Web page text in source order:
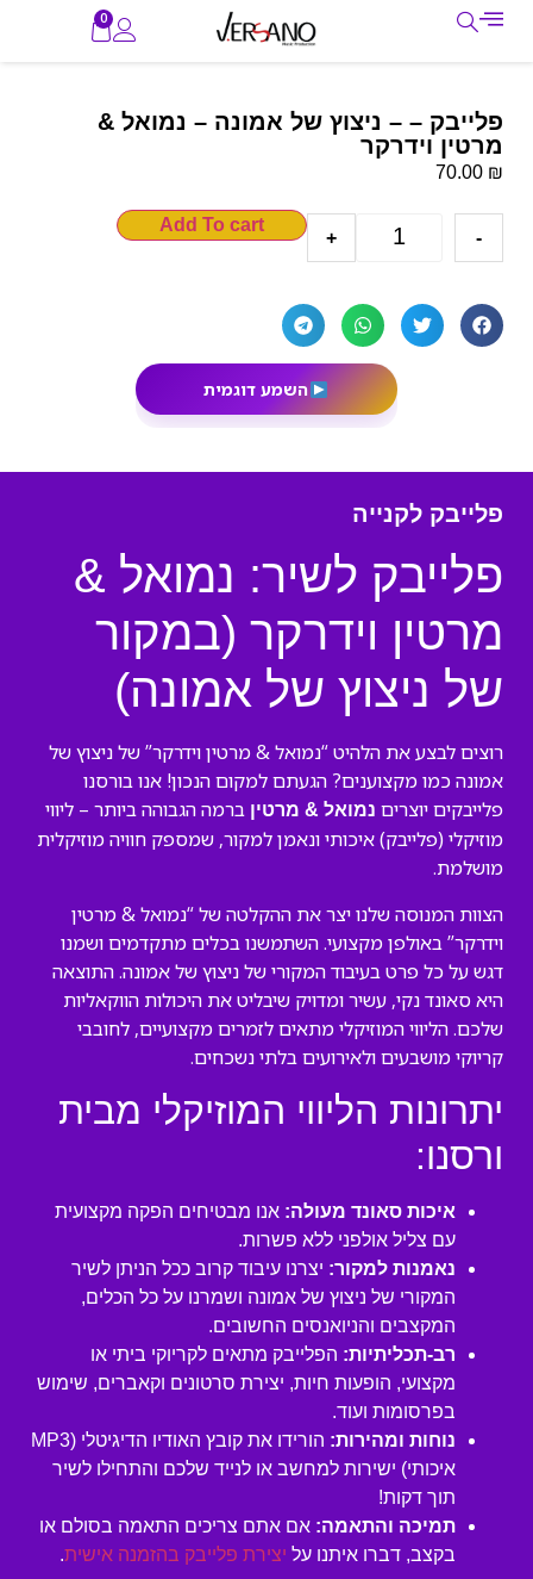
0
פלייבק – – ניצוץ של אמונה – נמואל &
מרטין וידרקר
70.00 ₪
-
+
Add To cart
השמע דוגמית
פלייבק לקנייה
פלייבק לשיר: נמואל &
מרטין וידרקר (במקור
של ניצוץ של אמונה)
רוצים לבצע את הלהיט “נמואל & מרטין וידרקר” של ניצוץ של
אמונה כמו מקצוענים? הגעתם למקום הנכון! אנו בורסנו
פלייבקים יוצרים נמואל & מרטין ברמה הגבוהה ביותר – ליווי
מוזיקלי (פלייבק) איכותי ונאמן למקור, שמספק חוויה מוזיקלית
מושלמת.
הצוות המנוסה שלנו יצר את ההקלטה של “נמואל & מרטין
וידרקר” באולפן מקצועי. השתמשנו בכלים מתקדמים ושמנו
דגש על כל פרט בעיבוד המקורי של ניצוץ של אמונה. התוצאה
היא סאונד נקי, עשיר ומדויק שיבליט את היכולות הווקאליות
שלכם. הליווי המוזיקלי מתאים לזמרים מקצועיים, לחובבי
קריוקי מושבעים ולאירועים בלתי נשכחים.
יתרונות הליווי המוזיקלי מבית
ורסנו:
איכות סאונד מעולה: אנו מבטיחים הפקה מקצועית
עם צליל אולפני ללא פשרות.
נאמנות למקור: יצרנו עיבוד קרוב ככל הניתן לשיר
המקורי של ניצוץ של אמונה ושמרנו על כל הכלים,
המקצבים והניואנסים החשובים.
רב-תכליתיות: הפלייבק מתאים לקריוקי ביתי או
מקצועי, הופעות חיות, יצירת סרטונים וקאברים, שימוש
בפרסומות ועוד.
נוחות ומהירות:
הורידו את קובץ האודיו הדיגיטלי (MP3
איכותי) ישירות למחשב או לנייד שלכם והתחילו לשיר
תוך דקות!
תמיכה והתאמה: אם אתם צריכים התאמה בסולם או
בקצב, דברו איתנו על יצירת פלייבק בהזמנה אישית.